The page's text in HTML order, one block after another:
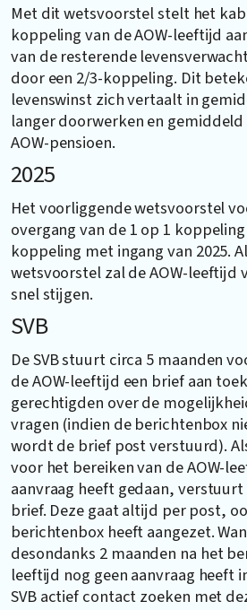
Met dit wetsvoorstel stelt het
koppeling van de AOW-leeftijd
van de resterende
door een 2/3-koppeling. Dit
levenswinst zich vertaalt in
langer doorwerken en
AOW-pensioen.
2025
Het voorliggende wetsvoorstel
overgang van de 1 op 1
koppeling met ingang van 2025.
wetsvoorstel zal de AOW-leeftijd
snel stijgen.
SVB
De SVB stuurt circa 5 maanden
de AOW-leeftijd een brief aan
gerechtigden over de
vragen (indien de berichtenbox
wordt de brief post verstuurd).
voor het bereiken van de AOW-
aanvraag heeft gedaan, verstuurt
brief. Deze gaat altijd per post,
berichtenbox heeft aangezet.
desondanks 2 maanden na het
leeftijd nog geen aanvraag heeft
SVB actief contact zoeken met